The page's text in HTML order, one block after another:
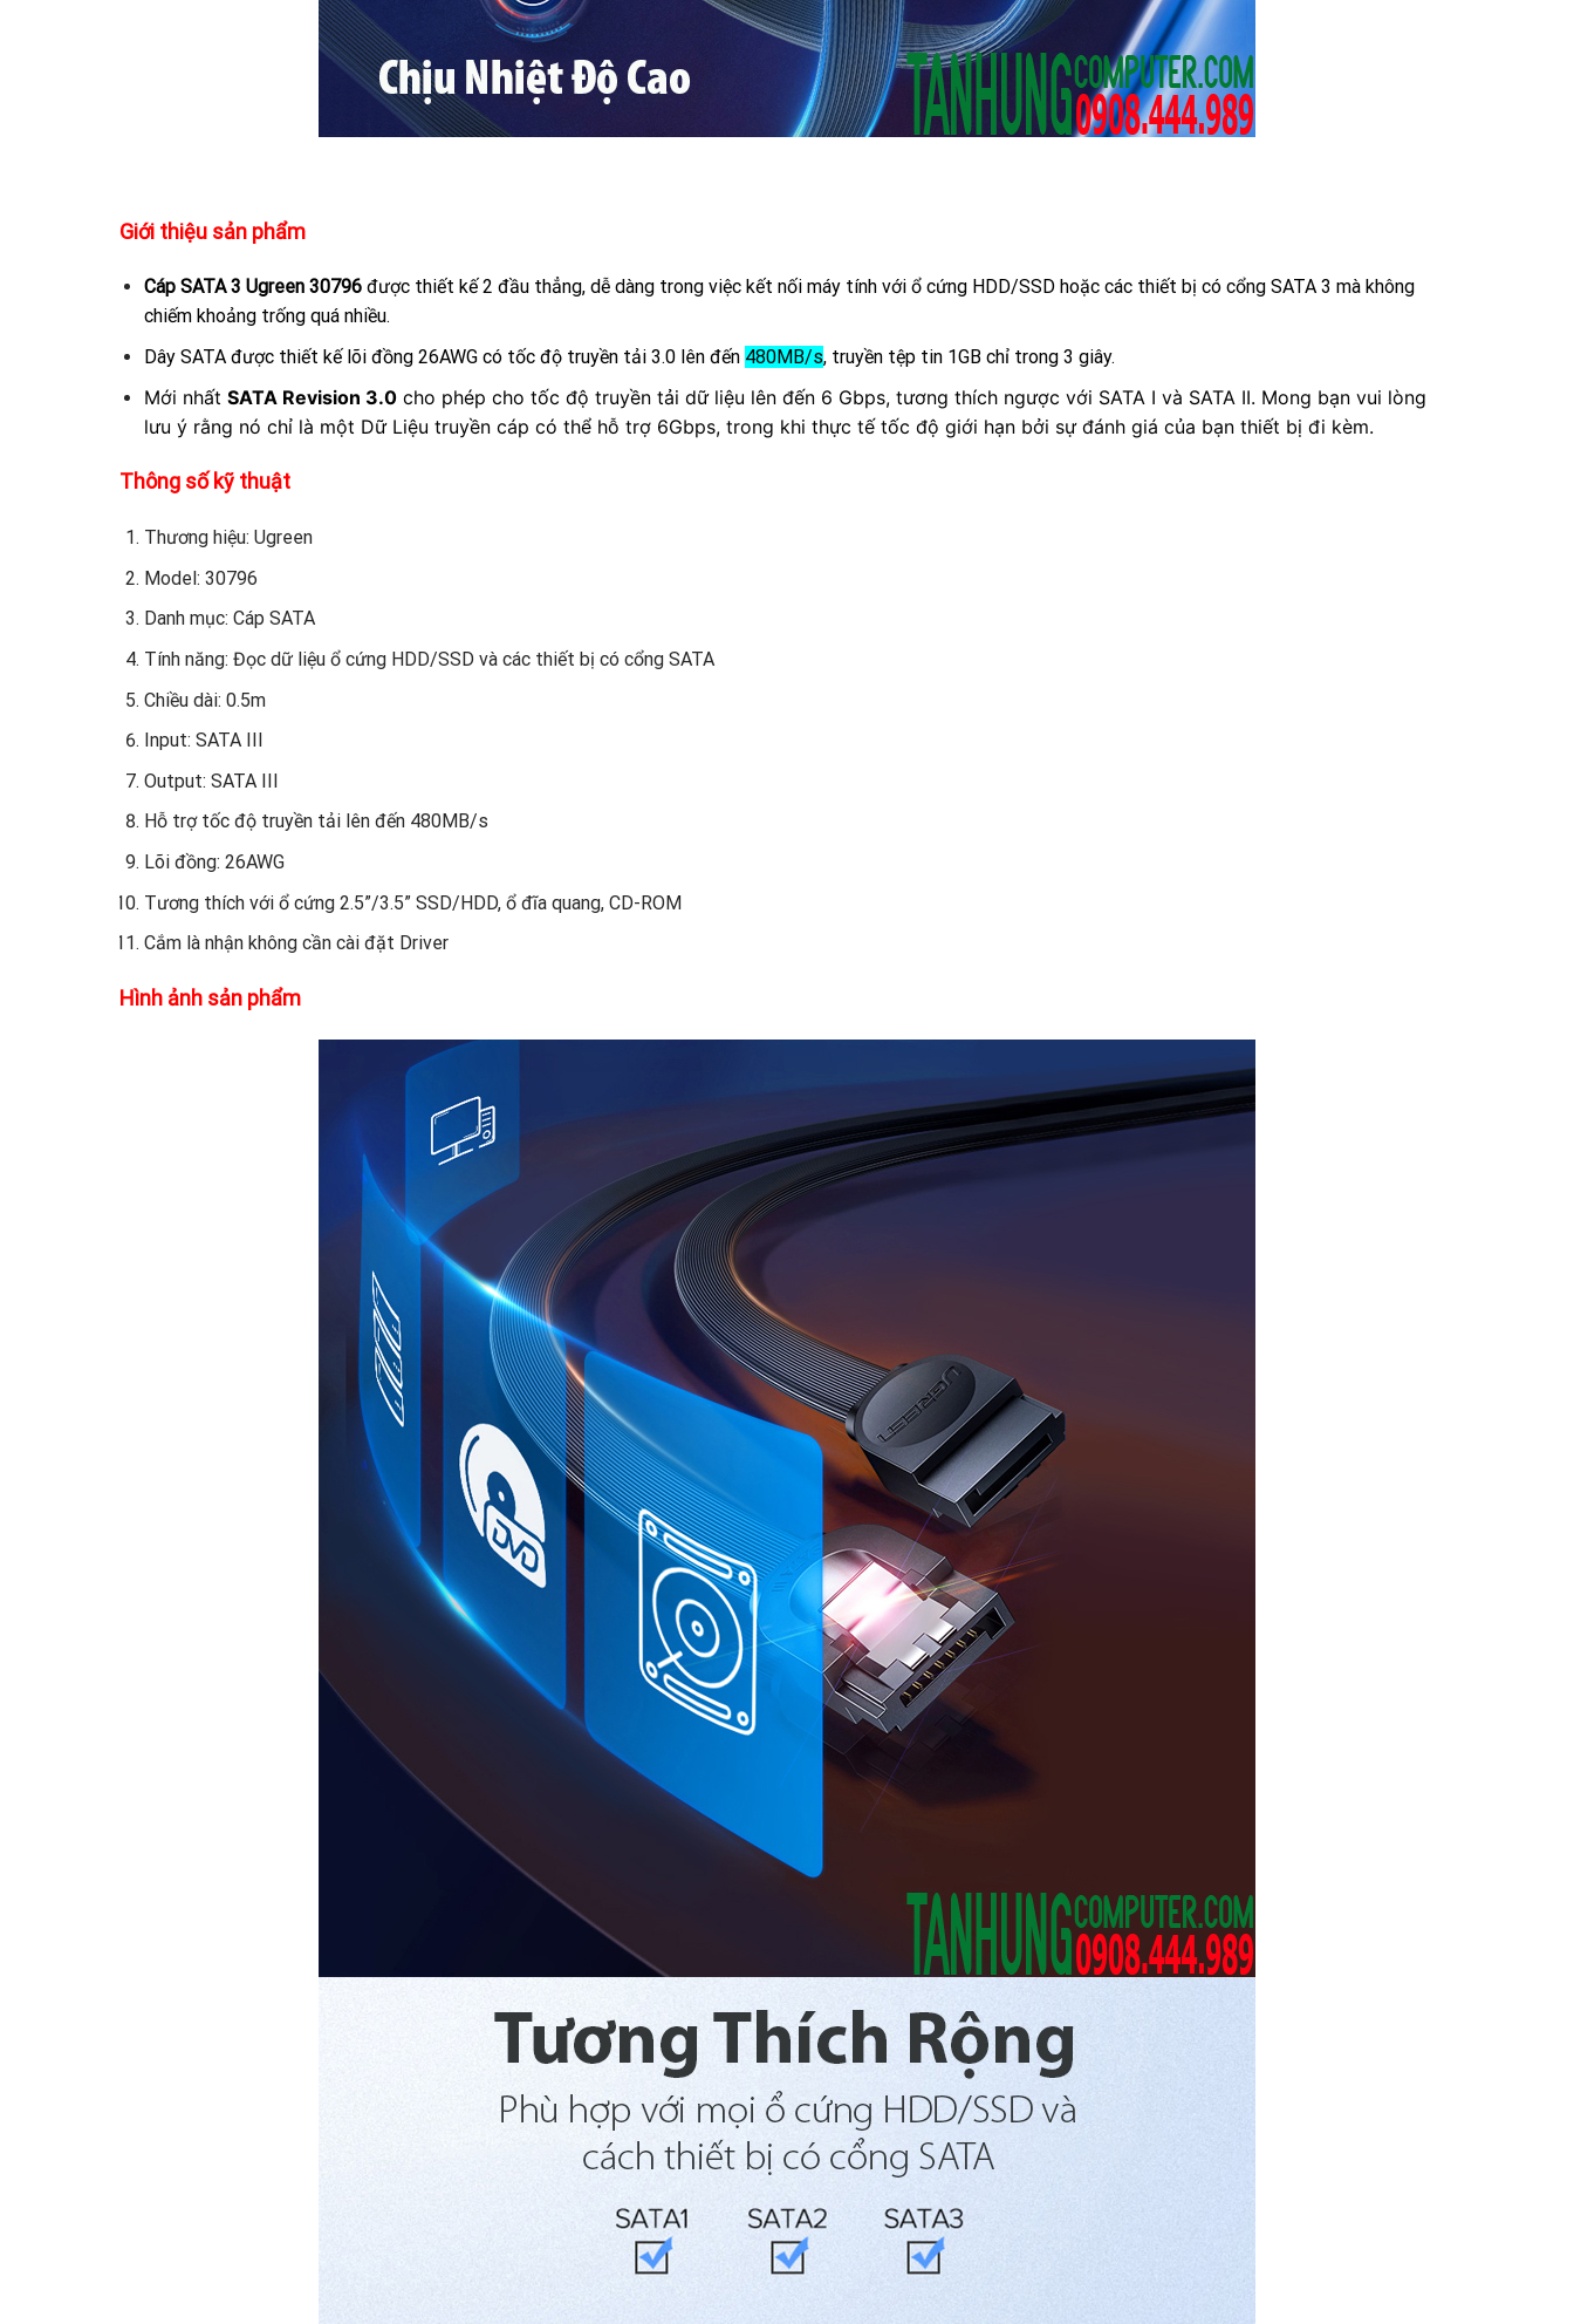
Giới thiệu sản phẩm
Cáp SATA 3 Ugreen 30796được thiết kế 2 đầu thẳng, dễ dàng trong việc kết nối máy tính với ổ cứng HDD/SSD hoặc các thiết bị có cổng SATA 3 mà không
chiếm khoảng trống quá nhiều.
Dây SATA được thiết kế lõi đồng 26AWG có tốc độ truyền tải 3.0 lên đến 480MB/s, truyền tệp tin 1GB chỉ trong 3 giây.
Mới nhất SATA Revision 3.0cho phép cho tốc độ truyền tải dữ liệu lên đến 6 Gbps, tương thích ngược với SATA I và SATA II. Mong bạn vui lòng
lưu ý rằng nó chỉ là một Dữ Liệu truyền cáp có thể hỗ trợ 6Gbps, trong khi thực tế tốc độ giới hạn bởi sự đánh giá của bạn thiết bị đi kèm.
Thông số kỹ thuật
Thương hiệu: Ugreen
Model: 30796
Danh mục: Cáp SATA
Tính năng: Đọc dữ liệu ổ cứng HDD/SSD và các thiết bị có cổng SATA
Chiều dài: 0.5m
Input: SATA III
Output: SATA III
Hỗ trợ tốc độ truyền tải lên đến 480MB/s
Lõi đồng: 26AWG
Tương thích với ổ cứng 2.5”/3.5” SSD/HDD, ổ đĩa quang, CD-ROM
Cắm là nhận không cần cài đặt Driver
Hình ảnh sản phẩm